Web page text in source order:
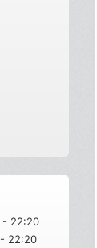
- 22:20
- 22:20